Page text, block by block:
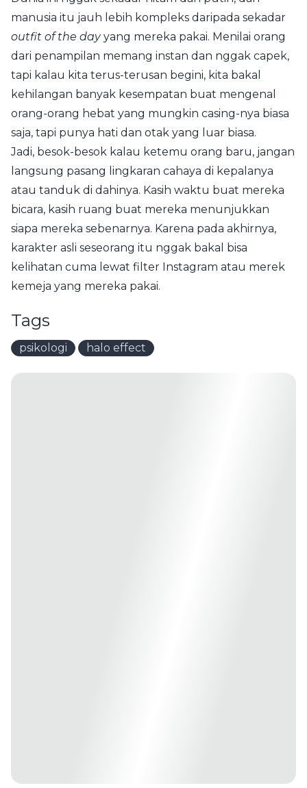
manusia itu jauh lebih kompleks daripada sekadar
outfit of the dayyang mereka pakai. Menilai orang
dari penampilan memang instan dan nggak capek,
tapi kalau kita terus-terusan begini, kita bakal
kehilangan banyak kesempatan buat mengenal
orang-orang hebat yang mungkin casing-nya biasa
saja, tapi punya hati dan otak yang luar biasa.
Jadi, besok-besok kalau ketemu orang baru, jangan
langsung pasang lingkaran cahaya di kepalanya
atau tanduk di dahinya. Kasih waktu buat mereka
bicara, kasih ruang buat mereka menunjukkan
siapa mereka sebenarnya. Karena pada akhirnya,
karakter asli seseorang itu nggak bakal bisa
kelihatan cuma lewat filter Instagram atau merek
kemeja yang mereka pakai.
Tags
psikologi halo effect